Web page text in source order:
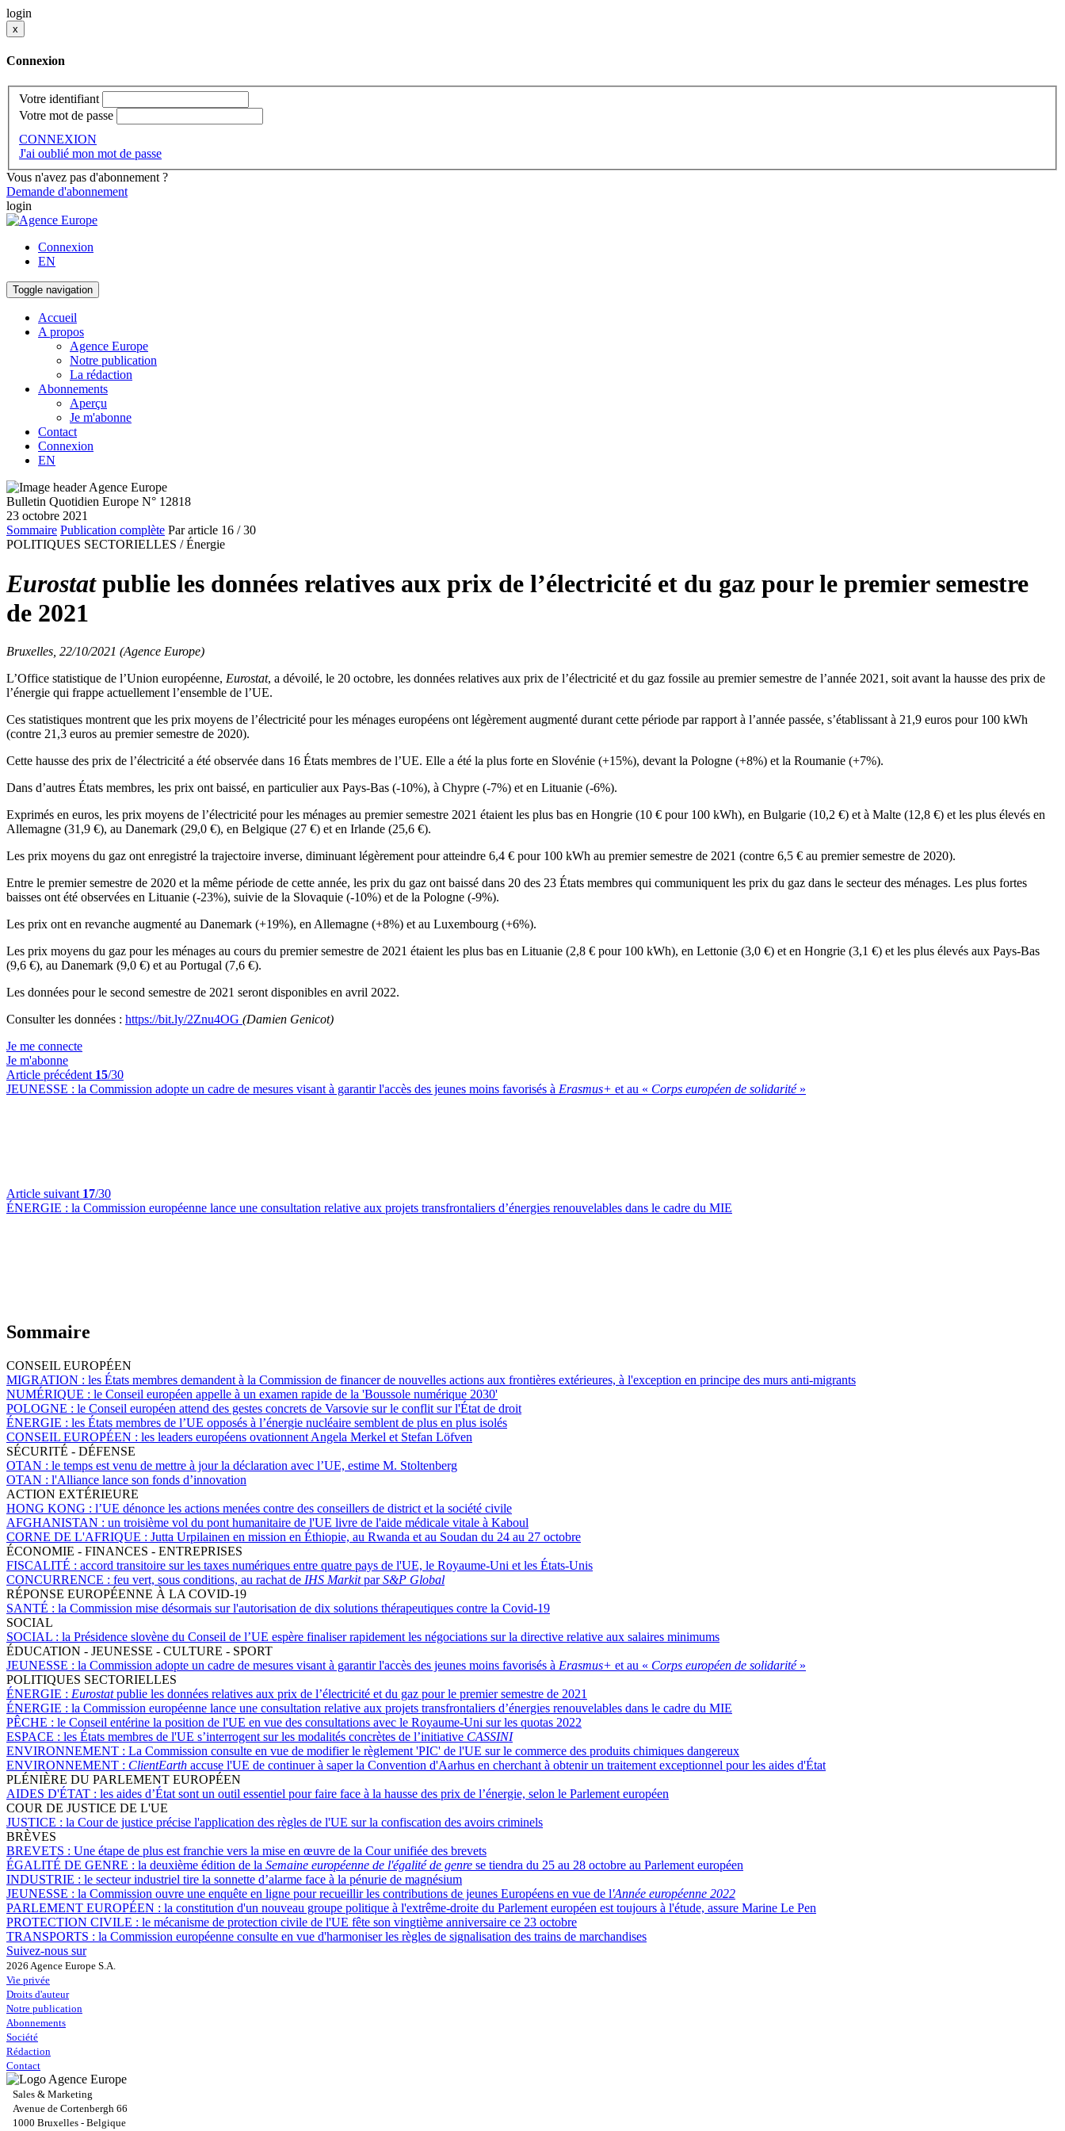
login
x
Connexion
Votre identifiant
Votre mot de passe
CONNEXION
J'ai oublié mon mot de passe
Vous n'avez pas d'abonnement ?
Demande d'abonnement
login
Connexion
EN
Toggle navigation
Accueil
A propos
Agence Europe
Notre publication
La rédaction
Abonnements
Aperçu
Je m'abonne
Contact
Connexion
EN
Bulletin Quotidien Europe N° 12818
23 octobre 2021
Sommaire Publication complète Par article 16 / 30
POLITIQUES SECTORIELLES / Énergie
Eurostatpublie les données relatives aux prix de l’électricité et du gaz pour le premier semestre
de 2021
Bruxelles, 22/10/2021 (Agence Europe)
L’Office statistique de l’Union européenne, Eurostat, a dévoilé, le 20 octobre, les données relatives aux prix de l’électricité et du gaz fossile au premier semestre de l’année 2021, soit avant la hausse des prix de
l’énergie qui frappe actuellement l’ensemble de l’UE.
Ces statistiques montrent que les prix moyens de l’électricité pour les ménages européens ont légèrement augmenté durant cette période par rapport à l’année passée, s’établissant à 21,9 euros pour 100 kWh
(contre 21,3 euros au premier semestre de 2020).
Cette hausse des prix de l’électricité a été observée dans 16 États membres de l’UE. Elle a été la plus forte en Slovénie (+15%), devant la Pologne (+8%) et la Roumanie (+7%).
Dans d’autres États membres, les prix ont baissé, en particulier aux Pays-Bas (-10%), à Chypre (-7%) et en Lituanie (-6%).
Exprimés en euros, les prix moyens de l’électricité pour les ménages au premier semestre 2021 étaient les plus bas en Hongrie (10 € pour 100 kWh), en Bulgarie (10,2 €) et à Malte (12,8 €) et les plus élevés en
Allemagne (31,9 €), au Danemark (29,0 €), en Belgique (27 €) et en Irlande (25,6 €).
Les prix moyens du gaz ont enregistré la trajectoire inverse, diminuant légèrement pour atteindre 6,4 € pour 100 kWh au premier semestre de 2021 (contre 6,5 € au premier semestre de 2020).
Entre le premier semestre de 2020 et la même période de cette année, les prix du gaz ont baissé dans 20 des 23 États membres qui communiquent les prix du gaz dans le secteur des ménages. Les plus fortes
baisses ont été observées en Lituanie (-23%), suivie de la Slovaquie (-10%) et de la Pologne (-9%).
Les prix ont en revanche augmenté au Danemark (+19%), en Allemagne (+8%) et au Luxembourg (+6%).
Les prix moyens du gaz pour les ménages au cours du premier semestre de 2021 étaient les plus bas en Lituanie (2,8 € pour 100 kWh), en Lettonie (3,0 €) et en Hongrie (3,1 €) et les plus élevés aux Pays-Bas
(9,6 €), au Danemark (9,0 €) et au Portugal (7,6 €).
Les données pour le second semestre de 2021 seront disponibles en avril 2022.
Consulter les données : https://bit.ly/2Znu4OG (Damien Genicot)
Je me connecte
Je m'abonne
Article précédent 15/30
JEUNESSE : la Commission adopte un cadre de mesures visant à garantir l'accès des jeunes moins favorisés à Erasmus+ et au « Corps européen de solidarité»
Article suivant 17/30
ÉNERGIE : la Commission européenne lance une consultation relative aux projets transfrontaliers d’énergies renouvelables dans le cadre du MIE
Sommaire
CONSEIL EUROPÉEN
MIGRATION : les États membres demandent à la Commission de financer de nouvelles actions aux frontières extérieures, à l'exception en principe des murs anti-migrants
NUMÉRIQUE : le Conseil européen appelle à un examen rapide de la 'Boussole numérique 2030'
POLOGNE : le Conseil européen attend des gestes concrets de Varsovie sur le conflit sur l'État de droit
ÉNERGIE : les États membres de l’UE opposés à l’énergie nucléaire semblent de plus en plus isolés
CONSEIL EUROPÉEN : les leaders européens ovationnent Angela Merkel et Stefan Löfven
SÉCURITÉ - DÉFENSE
OTAN : le temps est venu de mettre à jour la déclaration avec l’UE, estime M. Stoltenberg
OTAN : l'Alliance lance son fonds d’innovation
ACTION EXTÉRIEURE
HONG KONG : l’UE dénonce les actions menées contre des conseillers de district et la société civile
AFGHANISTAN : un troisième vol du pont humanitaire de l'UE livre de l'aide médicale vitale à Kaboul
CORNE DE L'AFRIQUE : Jutta Urpilainen en mission en Éthiopie, au Rwanda et au Soudan du 24 au 27 octobre
ÉCONOMIE - FINANCES - ENTREPRISES
FISCALITÉ : accord transitoire sur les taxes numériques entre quatre pays de l'UE, le Royaume-Uni et les États-Unis
CONCURRENCE : feu vert, sous conditions, au rachat de IHS MarkitparS&P Global
RÉPONSE EUROPÉENNE À LA COVID-19
SANTÉ : la Commission mise désormais sur l'autorisation de dix solutions thérapeutiques contre la Covid-19
SOCIAL
SOCIAL : la Présidence slovène du Conseil de l’UE espère finaliser rapidement les négociations sur la directive relative aux salaires minimums
ÉDUCATION - JEUNESSE - CULTURE - SPORT
JEUNESSE : la Commission adopte un cadre de mesures visant à garantir l'accès des jeunes moins favorisés à Erasmus+ et au « Corps européen de solidarité»
POLITIQUES SECTORIELLES
ÉNERGIE : Eurostatpublie les données relatives aux prix de l’électricité et du gaz pour le premier semestre de 2021
ÉNERGIE : la Commission européenne lance une consultation relative aux projets transfrontaliers d’énergies renouvelables dans le cadre du MIE
PÊCHE : le Conseil entérine la position de l'UE en vue des consultations avec le Royaume-Uni sur les quotas 2022
ESPACE : les États membres de l'UE s’interrogent sur les modalités concrètes de l’initiative CASSINI
ENVIRONNEMENT : La Commission consulte en vue de modifier le règlement 'PIC' de l'UE sur le commerce des produits chimiques dangereux
ENVIRONNEMENT : ClientEarth accuse l'UE de continuer à saper la Convention d'Aarhus en cherchant à obtenir un traitement exceptionnel pour les aides d'État
PLÉNIÈRE DU PARLEMENT EUROPÉEN
AIDES D'ÉTAT : les aides d’État sont un outil essentiel pour faire face à la hausse des prix de l’énergie, selon le Parlement européen
COUR DE JUSTICE DE L'UE
JUSTICE : la Cour de justice précise l'application des règles de l'UE sur la confiscation des avoirs criminels
BRÈVES
BREVETS : Une étape de plus est franchie vers la mise en œuvre de la Cour unifiée des brevets
ÉGALITÉ DE GENRE : la deuxième édition de la Semaine européenne de l'égalité de genre se tiendra du 25 au 28 octobre au Parlement européen
INDUSTRIE : le secteur industriel tire la sonnette d’alarme face à la pénurie de magnésium
JEUNESSE : la Commission ouvre une enquête en ligne pour recueillir les contributions de jeunes Européens en vue de l'Année européenne 2022
PARLEMENT EUROPÉEN : la constitution d'un nouveau groupe politique à l'extrême-droite du Parlement européen est toujours à l'étude, assure Marine Le Pen
PROTECTION CIVILE : le mécanisme de protection civile de l'UE fête son vingtième anniversaire ce 23 octobre
TRANSPORTS : la Commission européenne consulte en vue d'harmoniser les règles de signalisation des trains de marchandises
Suivez-nous sur
2026 Agence Europe S.A.
Vie privée
Droits d'auteur
Notre publication
Abonnements
Société
Rédaction
Contact
Sales & Marketing
Avenue de Cortenbergh 66
1000 Bruxelles - Belgique